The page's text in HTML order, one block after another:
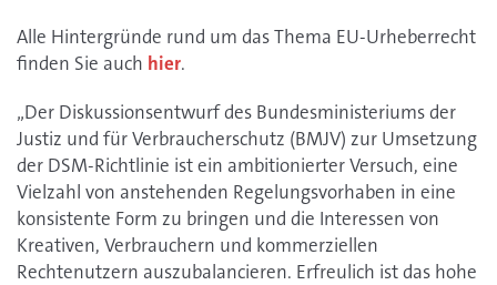
Alle Hintergründe rund um das Thema EU-Urheberrecht
finden Sie auch hier.
„Der Diskussionsentwurf des Bundesministeriums der
Justiz und für Verbraucherschutz (BMJV) zur Umsetzung
der DSM-Richtlinie ist ein ambitionierter Versuch, eine
Vielzahl von anstehenden Regelungsvorhaben in eine
konsistente Form zu bringen und die Interessen von
Kreativen, Verbrauchern und kommerziellen
Rechtenutzern auszubalancieren. Erfreulich ist das hohe